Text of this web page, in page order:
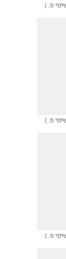
פ. )
פ. )
פ. )